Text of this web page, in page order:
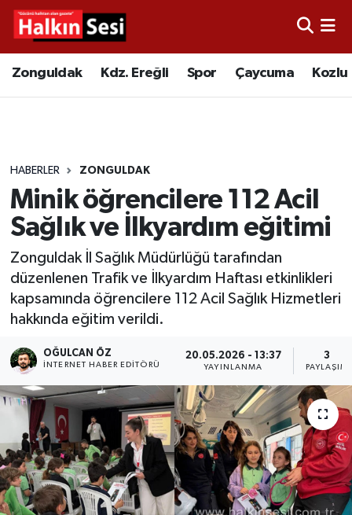
Zonguldak Kdz. Ereğli Spor Çaycuma Kozlu
HABERLER ZONGULDAK
Minik öğrencilere 112 Acil
Sağlık ve İlkyardım eğitimi
Zonguldak İl Sağlık Müdürlüğü tarafından
düzenlenen Trafik ve İlkyardım Haftası etkinlikleri
kapsamında öğrencilere 112 Acil Sağlık Hizmetleri
hakkında eğitim verildi.
OĞULCAN ÖZ
İNTERNET HABER EDITÖRÜ
20.05.2026 - 13:37
YAYINLANMA
3
PAYLAŞIM
Video
Çaycuma
Alaplı
Asayiş
Bartın
Bolu
ÇEVRE
BİLİM VE TEKNOLOJİ
Merkez Hava Durumu
Tüm Manşetler
Son Dakika Haberleri
Haber Arşivi